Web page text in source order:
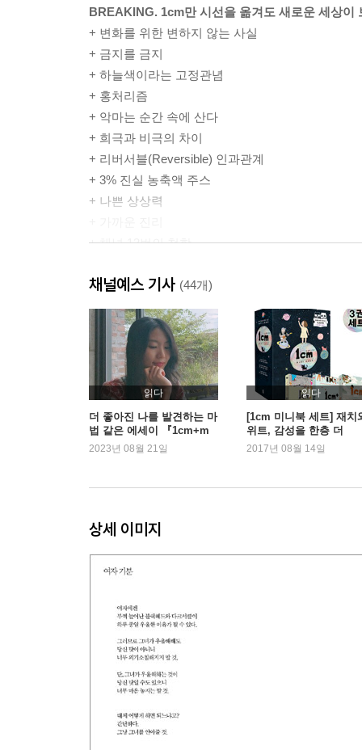
BREAKING. 1cm만 시선을 옮겨도 새로운 세상이
+ 변화를 위한 변하지 않는 사실
+ 금지를 금지
+ 하늘색이라는 고정관념
+ 홍처리즘
+ 악마는 순간 속에 산다
+ 희극과 비극의 차이
+ 리버서블(Reversible) 인과관계
+ 3% 진실 농축액 주스
+ 나쁜 상상력
+ 채널 13번의 철학
+ 반대로가 새로운 바로
+ 진리는 쉽다
+ Be Special!
+ 아껴주세요
+ 불가능이라는 고정관념
+ 발견
+ 기적
+ 거짓말
+ 꼬리 잡기는 그만
LOVING. 사랑과 다툼을 만드는 남녀의 1cm 차이
+ 사랑이라는 동물
+ 두 사람이 할 수 있는 가장 아름다운 것
+ 단편 쓰는 남자, 장편 읽는 여자
+ 수목 드라마 그리고 결혼
+ 여자 기분
+ 나는 혼자
+ 남녀 스커트 분류법
채널예스 기사 (44개)
읽다
더 좋아진 나를 발견하는 마
법 같은 에세이 『1cm+m
e』
2023년 08월 21일
읽다
[1cm 미니북 세트] 재치
위트, 감성을 한층 더
2017년 08월 14일
상세 이미지